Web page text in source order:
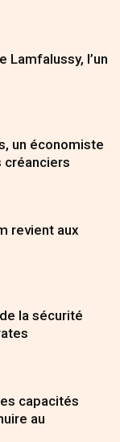
Lamfalussy, l’un
un économiste
créanciers
revient aux
la sécurité
capacités
au